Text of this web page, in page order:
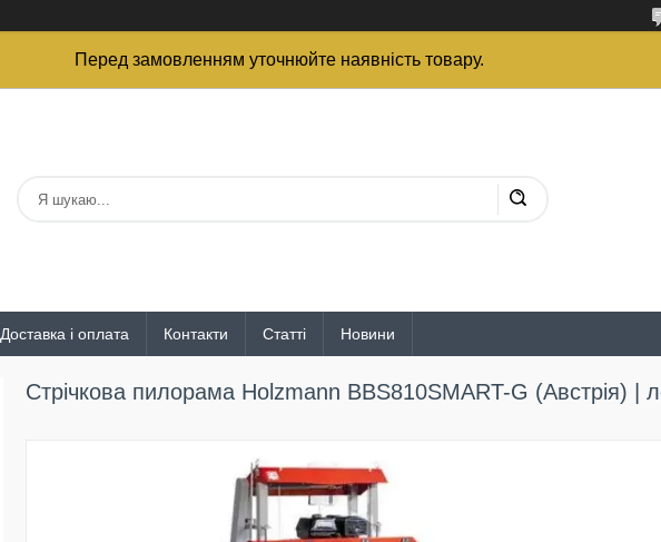
Перед замовленням уточнюйте наявність товару.
Доставка і оплата Контакти Статті Новини
Стрічкова пилорама Holzmann BBS810SMART-G (Австрія) |